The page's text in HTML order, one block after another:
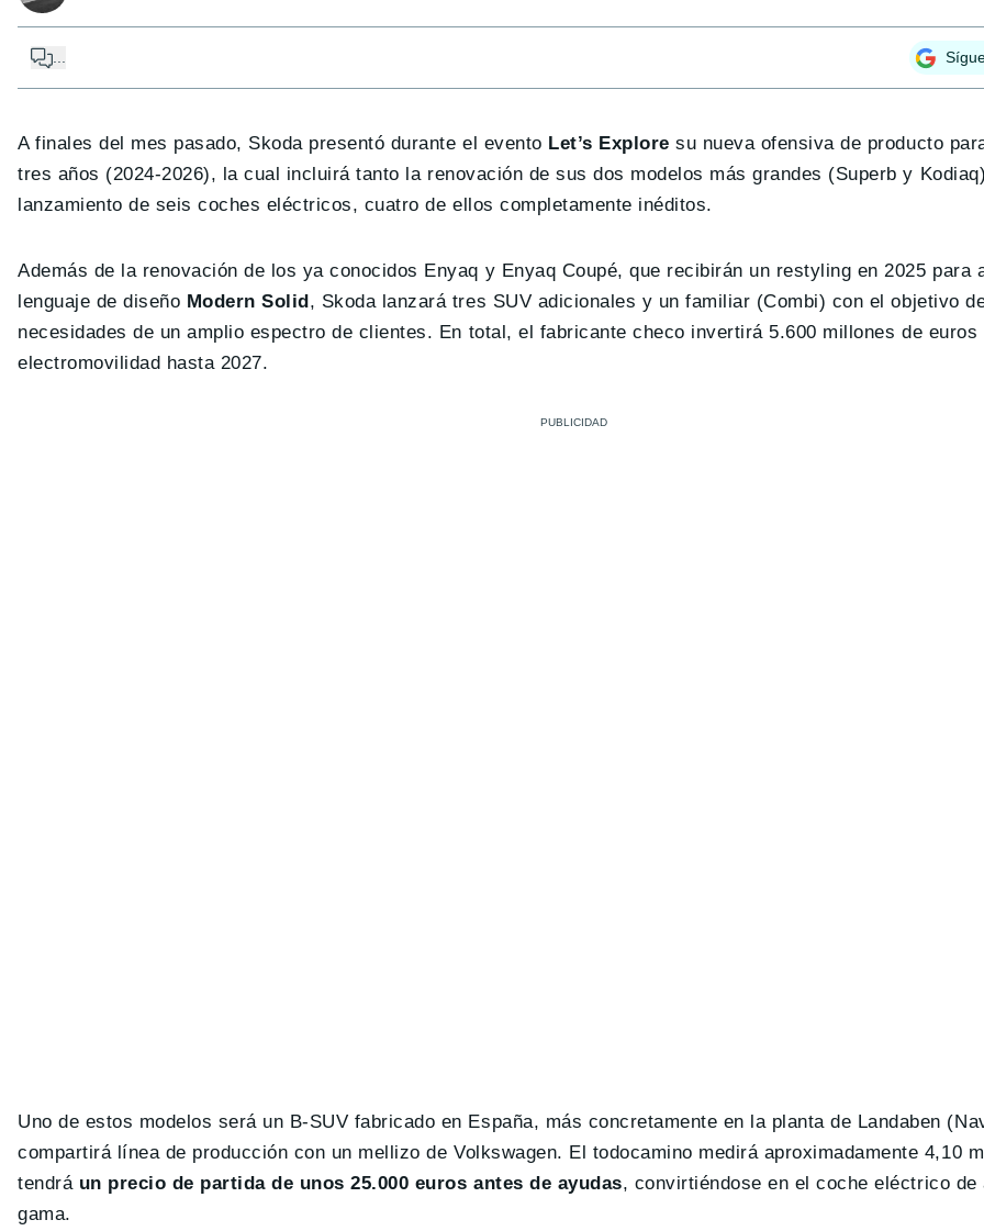
...
A finales del mes pasado, Skoda presentó durante el evento Let’s Explore su nueva ofensiva de producto
tres años (2024-2026), la cual incluirá tanto la renovación de sus dos modelos más grandes (Superb y
lanzamiento de seis coches eléctricos, cuatro de ellos completamente inéditos.
Además de la renovación de los ya conocidos Enyaq y Enyaq Coupé, que recibirán un restyling en 2025 para
lenguaje de diseño Modern Solid , Skoda lanzará tres SUV adicionales y un familiar (Combi) con el objetivo
necesidades de un amplio espectro de clientes. En total, el fabricante checo invertirá 5.600 millones de euros
electromovilidad hasta 2027.
Uno de estos modelos será un B-SUV fabricado en España, más concretamente en la planta de Landaben
compartirá línea de producción con un mellizo de Volkswagen. El todocamino medirá aproximadamente 4,10
tendrá un precio de partida de unos 25.000 euros antes de ayudas, convirtiéndose en el coche eléctrico de
gama.